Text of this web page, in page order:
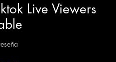
Live Viewers
es de 5.0 de 5 estrellas